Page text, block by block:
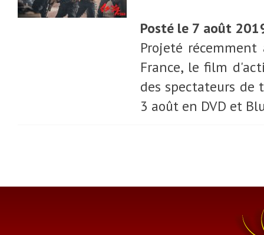
Posté le 7 août
Projeté
France, le film
des spectateurs de
3 août en DVD et